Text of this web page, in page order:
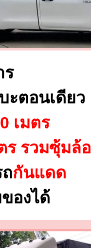
ร
ะตอนเดียว
เมตร
ร รวมซุ้มล้อ
กันแดด
องได้